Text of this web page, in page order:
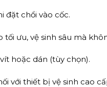
đặt chổi vào cốc.
ưu, vệ sinh sâu mà
hoặc dán (tùy chọn).
với thiết bị vệ sinh cao